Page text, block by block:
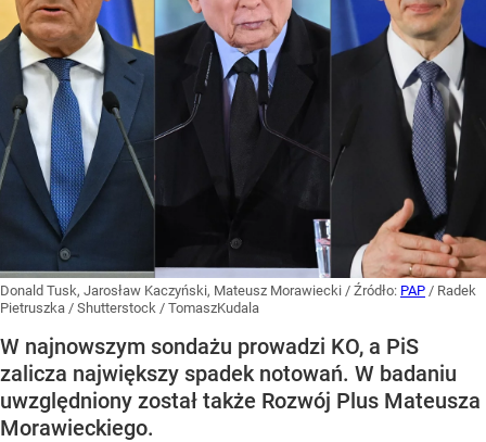
Donald Tusk, Jarosław Kaczyński, Mateusz Morawiecki / Źródło: PAP / Radek
Pietruszka / Shutterstock / TomaszKudala
W najnowszym sondażu prowadzi KO, a PiS
zalicza największy spadek notowań. W badaniu
uwzględniony został także Rozwój Plus Mateusza
Morawieckiego.